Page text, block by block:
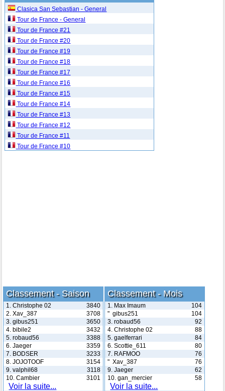
Clasica San Sebastian - General
Tour de France - General
Tour de France #21
Tour de France #20
Tour de France #19
Tour de France #18
Tour de France #17
Tour de France #16
Tour de France #15
Tour de France #14
Tour de France #13
Tour de France #12
Tour de France #11
Tour de France #10
Classement - Saison
1. Christophe 02
3840
2. Xav_387
3708
3. gibus251
3650
4. bibile2
3432
5. robaud56
3388
6. Jaeger
3359
7. BODSER
3233
8. JOJOTOOF
3154
9. valphil68
3118
10. Cambier
3101
Voir la suite...
Classement - Mois
1. Max Imaum
104
" gibus251
104
3. robaud56
92
4. Christophe 02
88
5. gaelferrari
84
6. Scottie_611
80
7. RAFMOO
76
" Xav_387
76
9. Jaeger
62
10. gan_mercier
58
Voir la suite...